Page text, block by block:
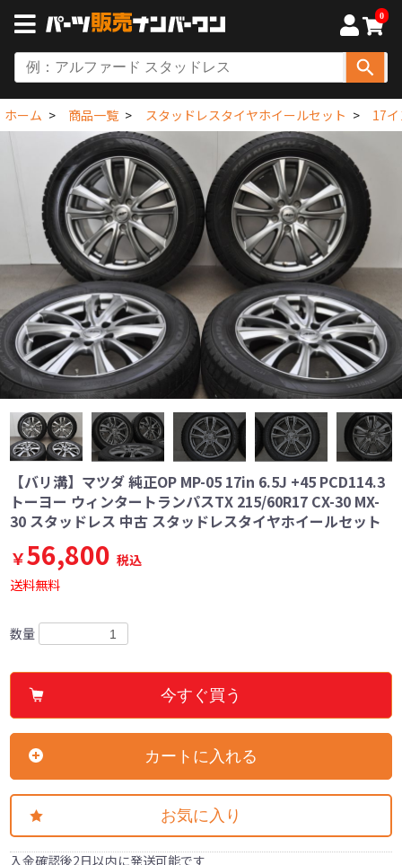
0
ホーム 商品一覧 スタッドレスタイヤホイールセット 17
【バリ溝】マツダ 純正OP MP-05 17in 6.5J +45 PCD114.3
トーヨー ウィンタートランパスTX 215/60R17 CX-30 MX-
30 スタッドレス 中古 スタッドレスタイヤホイールセット
￥56,800 税込
送料無料
数量
今すぐ買う
カートに入れる
お気に入り
入金確認後2日以内に発送可能です